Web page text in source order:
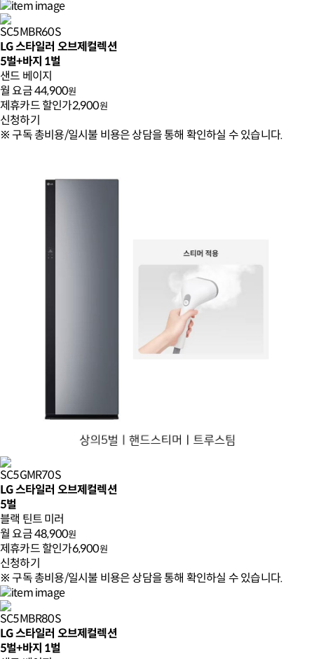
SC5MBR60S
LG 스타일러 오브제컬렉션
5벌+바지 1벌
샌드 베이지
월 요금44,900원
제휴카드 할인가2,900원
신청하기
※ 구독 총비용/일시불 비용은 상담을 통해 확인하실 수 있습니다.
SC5GMR70S
LG 스타일러 오브제컬렉션
5벌
블랙 틴트 미러
월 요금48,900원
제휴카드 할인가6,900원
신청하기
※ 구독 총비용/일시불 비용은 상담을 통해 확인하실 수 있습니다.
SC5MBR80S
LG 스타일러 오브제컬렉션
5벌+바지 1벌